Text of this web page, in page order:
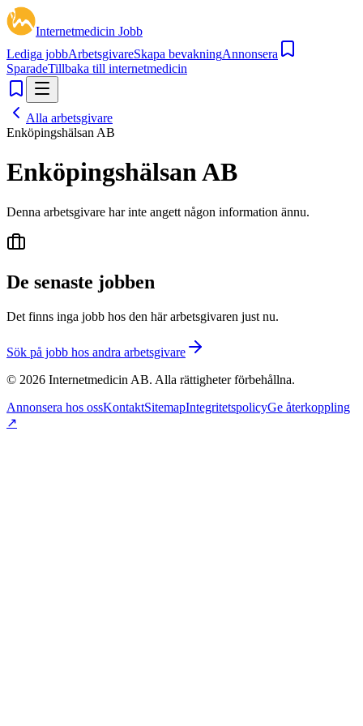
Internetmedicin Jobb
Lediga jobbArbetsgivareSkapa bevakningAnnonsera
SparadeTillbaka till internetmedicin
Alla arbetsgivare
Enköpingshälsan AB
Enköpingshälsan AB
Denna arbetsgivare har inte angett någon information ännu.
De senaste jobben
Det finns inga jobb hos den här arbetsgivaren just nu.
Sök på jobb hos andra arbetsgivare
© 2026 Internetmedicin AB. Alla rättigheter förbehållna.
Annonsera hos ossKontaktSitemapIntegritetspolicyGe återkoppling
↗